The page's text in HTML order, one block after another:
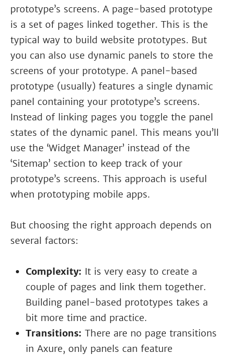
prototype’s screens. A page-based prototype
is a set of pages linked together. This is the
typical way to build website prototypes. But
you can also use dynamic panels to store the
screens of your prototype. A panel-based
prototype (usually) features a single dynamic
panel containing your prototype’s screens.
Instead of linking pages you toggle the panel
states of the dynamic panel. This means you’ll
use the ‘Widget Manager’ instead of the
‘Sitemap’ section to keep track of your
prototype’s screens. This approach is useful
when prototyping mobile apps.
But choosing the right approach depends on
several factors:
Complexity: It is very easy to create a
couple of pages and link them together.
Building panel-based prototypes takes a
bit more time and practice.
Transitions: There are no page transitions
in Axure, only panels can feature